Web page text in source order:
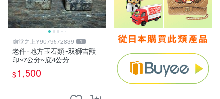
廟堂之上Y9079572839 1
老件~地方玉石類~双獅吉獸
印~7公分~底4公分
$1,500